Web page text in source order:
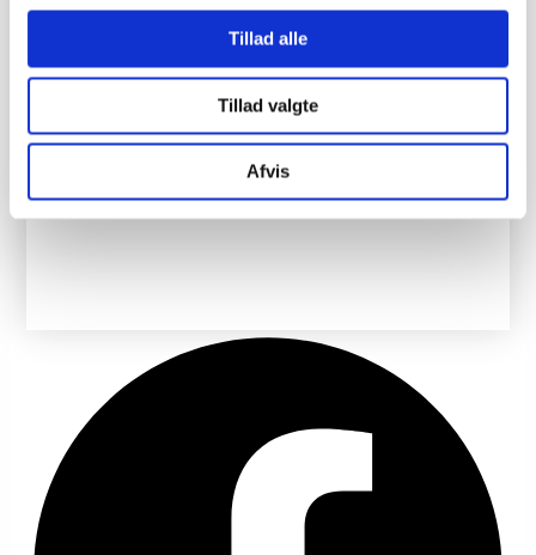
Tillad alle
Tillad valgte
Afvis